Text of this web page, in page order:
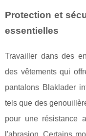
Protection et
essentielles
Travailler dans des
des vêtements qui
pantalons Blaklader
tels que des
pour une résistance